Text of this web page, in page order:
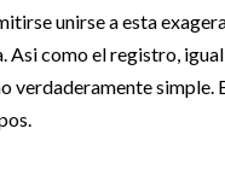
unirse a esta
Asi­ como el registro,
verdaderamente